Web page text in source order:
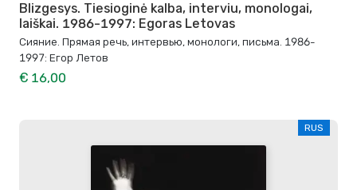
Blizgesys. Tiesioginė kalba, interviu, monologai,
laiškai. 1986-1997: Egoras Letovas
Сияние. Прямая речь, интервью, монологи, письма. 1986-
1997: Егор Летов
€ 16,00
RUS